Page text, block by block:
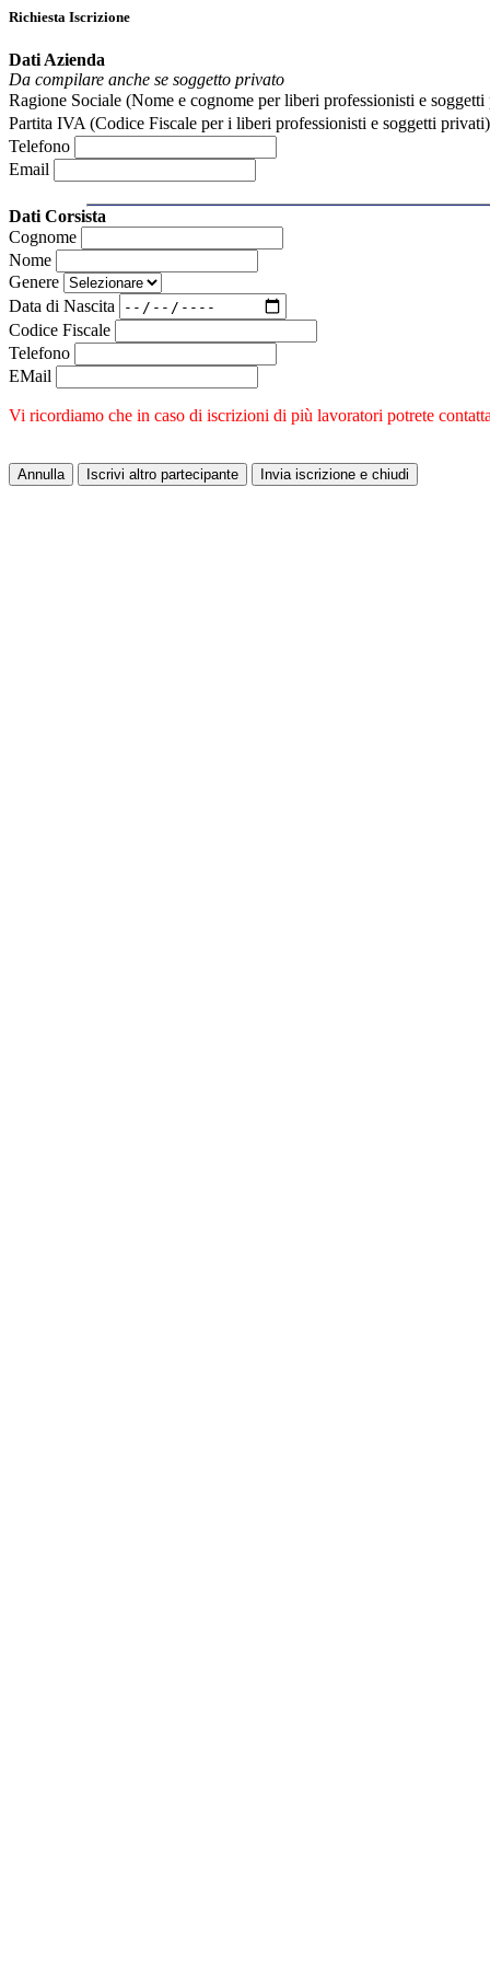
Richiesta Iscrizione
Dati Azienda
Da compilare anche se soggetto privato
Ragione Sociale (Nome e cognome per liberi professionisti e
Partita IVA (Codice Fiscale per i liberi professionisti e soggetti privati)
Telefono
Email
Dati Corsista
Cognome
Nome
Genere
Data di Nascita
Codice Fiscale
Telefono
EMail
Vi ricordiamo che in caso di iscrizioni di più lavoratori potrete
Annulla Iscrivi altro partecipante Invia iscrizione e chiudi